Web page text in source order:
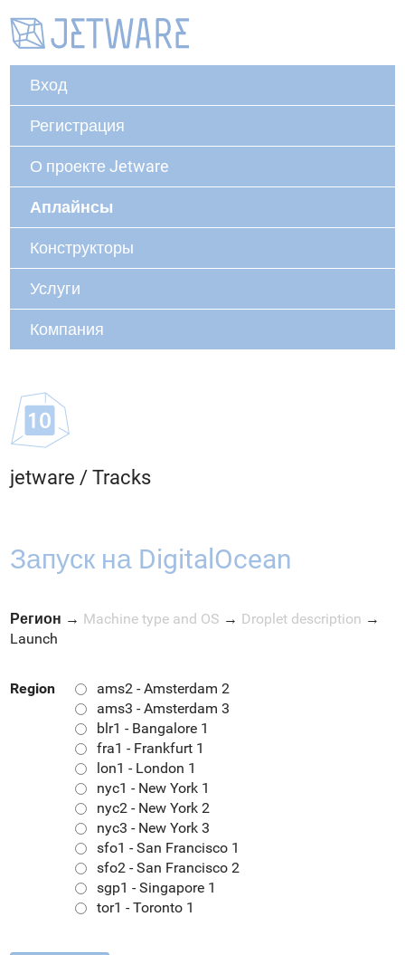
Вход
Регистрация
О проекте Jetware
Аплайнсы
Конструкторы
Услуги
Компания
jetware / Tracks
Запуск на DigitalOcean
Регион → Machine type and OS → Droplet description →
Launch
Region
ams2 - Amsterdam 2
ams3 - Amsterdam 3
blr1 - Bangalore 1
fra1 - Frankfurt 1
lon1 - London 1
nyc1 - New York 1
nyc2 - New York 2
nyc3 - New York 3
sfo1 - San Francisco 1
sfo2 - San Francisco 2
sgp1 - Singapore 1
tor1 - Toronto 1